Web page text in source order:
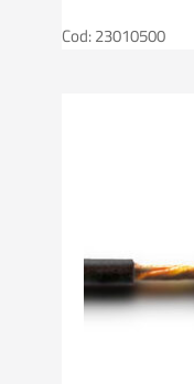
Cod: 23010500